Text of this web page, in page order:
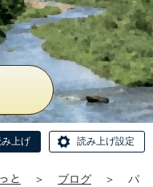
上げ 読み上げ設定
と ＞ ブログ ＞
パ